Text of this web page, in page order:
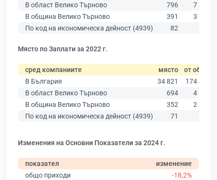
В област Велико Търново
796
7 358
В община Велико Търново
391
3 762
По код на икономическа дейност (4939)
82 952
Място по Заплати за 2022 г.
сред компаниите място от общо
В България
34 821
174 403
В област Велико Търново
694
4 787
В община Велико Търново
352
2 456
По код на икономическа дейност (4939)
71 726
Изменения на Основни Показатели за 2024 г.
показател
изменение
общо приходи
-18,2%